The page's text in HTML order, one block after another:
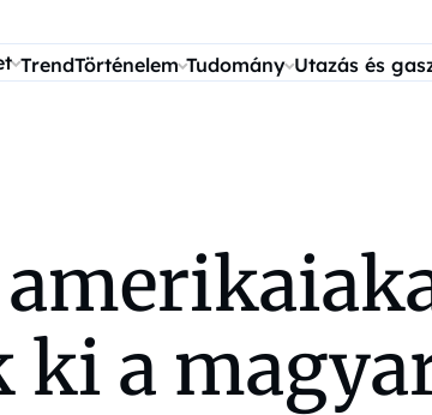
TrendTörténelem Tudomány Utazás és
ki a